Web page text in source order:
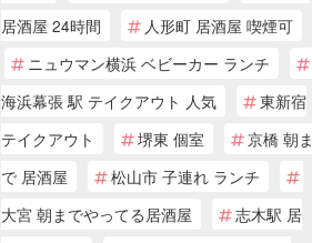
居酒屋 24時間
人形町 居酒屋 喫煙可
ニュウマン横浜 ベビーカー ランチ
海浜幕張 駅 テイクアウト 人気
東新宿
テイクアウト
堺東 個室
京橋 朝ま
で 居酒屋
松山市 子連れ ランチ
大宮 朝までやってる居酒屋
志木駅 居